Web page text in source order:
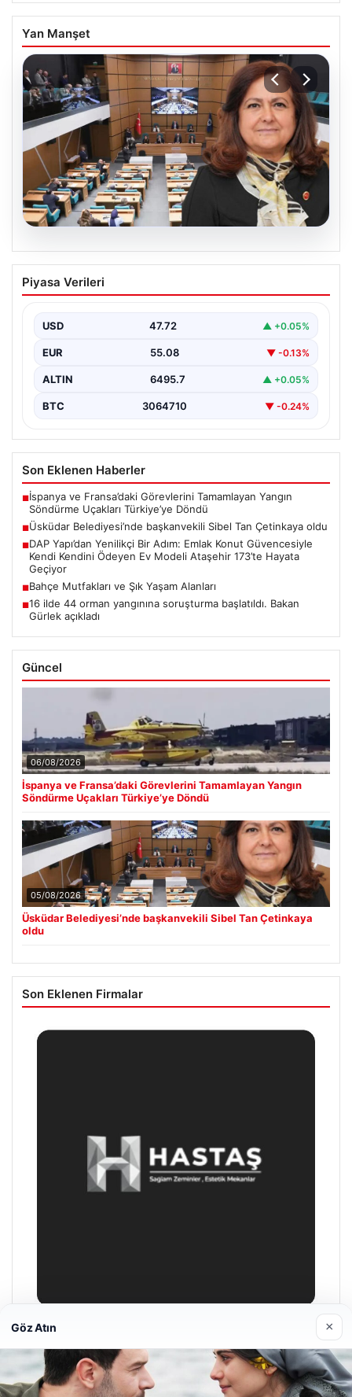
Yan Manşet
05.08.2026
Üsküdar Belediyesi’nde başkanvekili
Sibel Tan Çetinkaya oldu
Piyasa Verileri
USD 47.72 ▲ +0.05%
EUR 55.08 ▼ -0.13%
ALTIN 6495.7 ▲ +0.05%
BTC 3064710 ▼ -0.24%
Son Eklenen Haberler
■İspanya ve Fransa’daki Görevlerini Tamamlayan Yangın
Söndürme Uçakları Türkiye’ye Döndü
■Üsküdar Belediyesi’nde başkanvekili Sibel Tan Çetinkaya oldu
■DAP Yapı’dan Yenilikçi Bir Adım: Emlak Konut Güvencesiyle
Kendi Kendini Ödeyen Ev Modeli Ataşehir 173’te Hayata
Geçiyor
■Bahçe Mutfakları ve Şık Yaşam Alanları
■16 ilde 44 orman yangınına soruşturma başlatıldı. Bakan
Gürlek açıkladı
Güncel
06/08/2026
İspanya ve Fransa’daki Görevlerini Tamamlayan Yangın
Söndürme Uçakları Türkiye’ye Döndü
05/08/2026
Üsküdar Belediyesi’nde başkanvekili Sibel Tan Çetinkaya
oldu
Son Eklenen Firmalar
26/05/2026
Göz Atın ×